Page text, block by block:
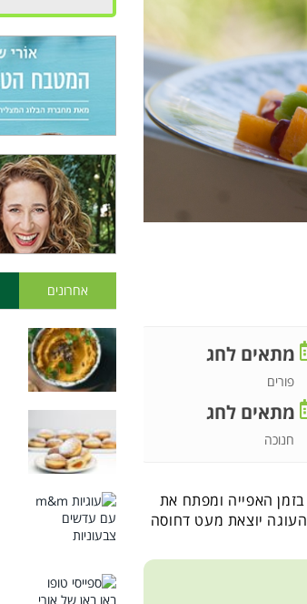
מתאים לחג
פורים
מתאים לחג
חנוכה
האפייה ומפתח את
יוצאת מעט דחוסה
אחרונים